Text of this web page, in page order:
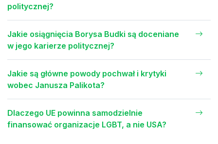
politycznej?
Jakie osiągnięcia Borysa Budki są doceniane
w jego karierze politycznej?
Jakie są główne powody pochwał i krytyki
wobec Janusza Palikota?
Dlaczego UE powinna samodzielnie
finansować organizacje LGBT, a nie USA?